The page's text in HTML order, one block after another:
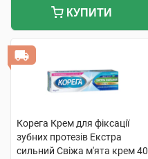
КУПИТИ
Корега Крем для фіксації
зубних протезів Екстра
сильний Свіжа м'ята крем 40